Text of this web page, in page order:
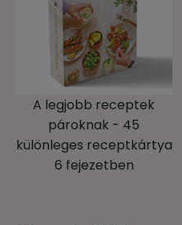
A legjobb receptek
pároknak - 45
különleges receptkártya
6 fejezetben